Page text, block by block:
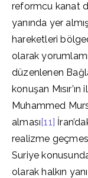
reformcu kanat
yanında yer
hareketleri
olarak
düzenlenen
konuşan
Muhammed
alması[11]
realizme
Suriye
olarak halkın